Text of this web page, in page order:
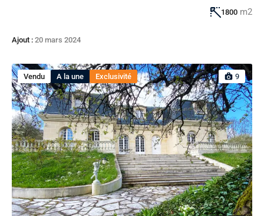
1800 m2
Ajout : 20 mars 2024
Vendu A la une Exclusivité 9